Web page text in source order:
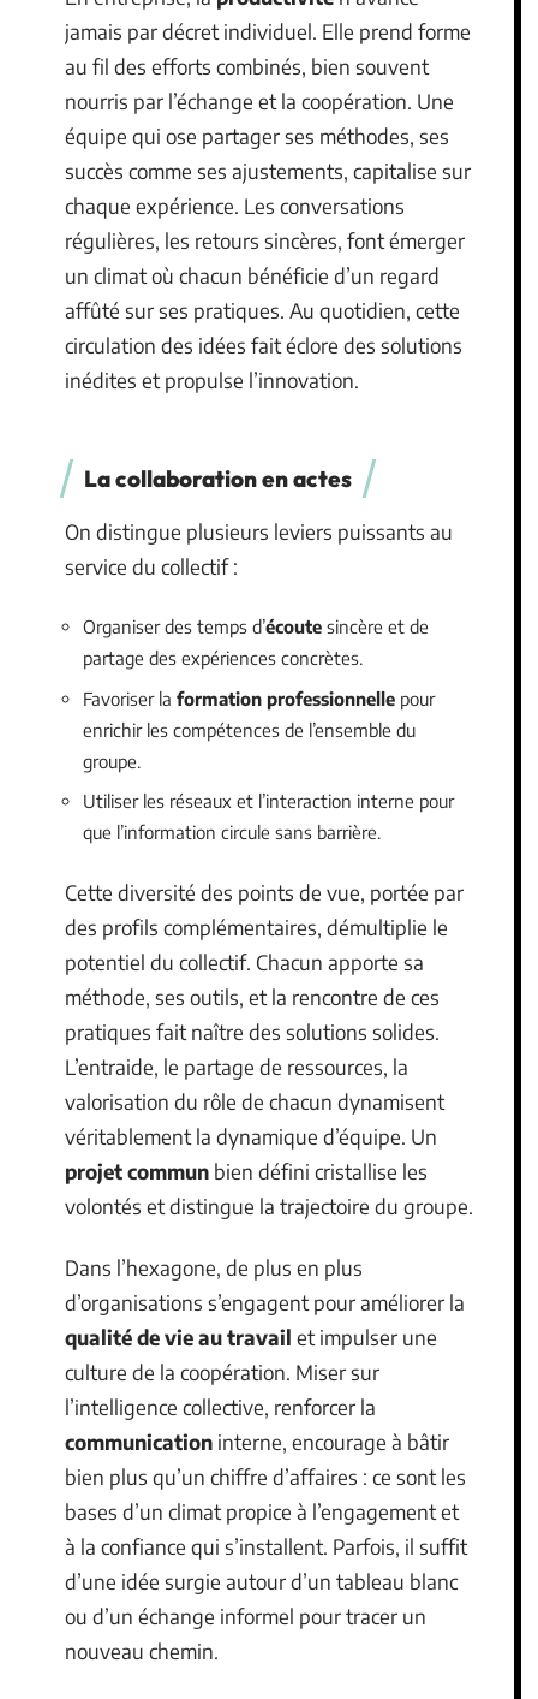
jamais par décret individuel. Elle prend forme
au fil des efforts combinés, bien souvent
nourris par l’échange et la coopération. Une
équipe qui ose partager ses méthodes, ses
succès comme ses ajustements, capitalise sur
chaque expérience. Les conversations
régulières, les retours sincères, font émerger
un climat où chacun bénéficie d’un regard
affûté sur ses pratiques. Au quotidien, cette
circulation des idées fait éclore des solutions
inédites et propulse l’innovation.
La collaboration en actes
On distingue plusieurs leviers puissants au
service du collectif :
Organiser des temps d’écoute sincère et de
partage des expériences concrètes.
Favoriser la formation professionnelle pour
enrichir les compétences de l’ensemble du
groupe.
Utiliser les réseaux et l’interaction interne pour
que l’information circule sans barrière.
Cette diversité des points de vue, portée par
des profils complémentaires, démultiplie le
potentiel du collectif. Chacun apporte sa
méthode, ses outils, et la rencontre de ces
pratiques fait naître des solutions solides.
L’entraide, le partage de ressources, la
valorisation du rôle de chacun dynamisent
véritablement la dynamique d’équipe. Un
projet commun bien défini cristallise les
volontés et distingue la trajectoire du groupe.
Dans l’hexagone, de plus en plus
d’organisations s’engagent pour améliorer la
qualité de vie au travail et impulser une
culture de la coopération. Miser sur
l’intelligence collective, renforcer la
communication interne, encourage à bâtir
bien plus qu’un chiffre d’affaires : ce sont les
bases d’un climat propice à l’engagement et
à la confiance qui s’installent. Parfois, il suffit
d’une idée surgie autour d’un tableau blanc
ou d’un échange informel pour tracer un
nouveau chemin.